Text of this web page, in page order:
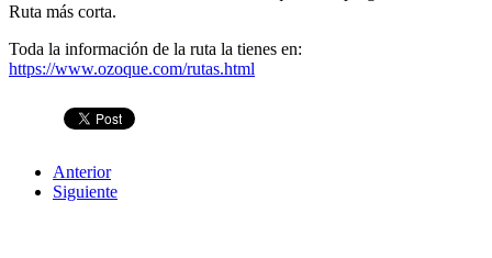
Ruta más corta.
Toda la información de la ruta la tienes en:
https://www.ozoque.com/rutas.html
Anterior
Siguiente